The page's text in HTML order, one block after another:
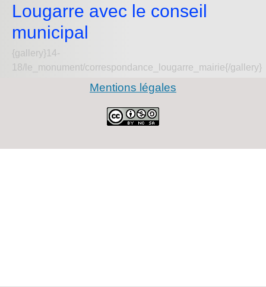
Lougarre avec le conseil
municipal
{gallery}14-
18/le_monument/correspondance_lougarre_mairie{/gallery}
Mentions légales